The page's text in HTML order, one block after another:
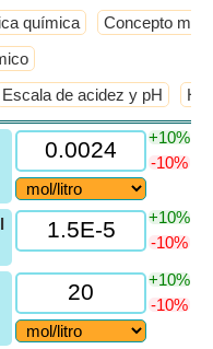
química Concepto
Escala de acidez y pH
+10%
-10%
+10%
-10%
+10%
-10%